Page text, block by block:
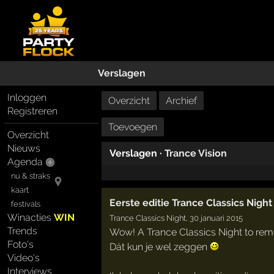
Verslagen
Inloggen
Registreren
Overzicht
Nieuws
Agenda
nu & straks
kaart
festivals
WinactiesWIN
Trends
Foto's
Video's
Interviews
Overzicht Archief
Toevoegen
Verslagen · Trance Vision
Eerste editie Trance Classics
Trance Classics Night, 30 januari 2015
Wow! A Trance Classics Night to
Dát kun je wel zeggen